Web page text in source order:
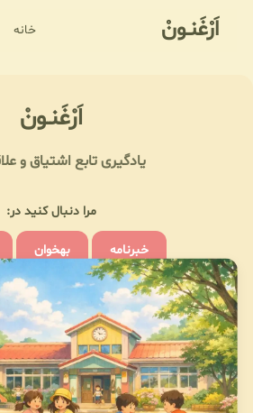
اَرْغَنـونْ خانه
اَرْغَنـونْ
یادگیری تابع اشتیاق و
مرا دنبال کنید در:
خبرنامه بهخوان